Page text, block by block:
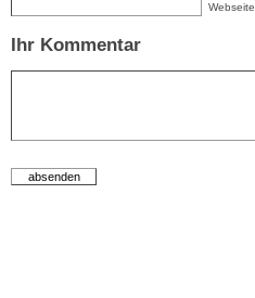
Webseite
Ihr Kommentar